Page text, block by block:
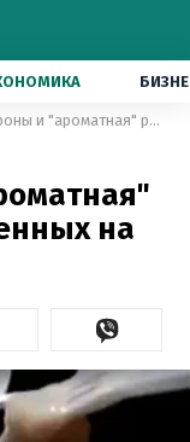
Клей-макароны и "ароматная" рыба: чем кормят военных на учениях
на